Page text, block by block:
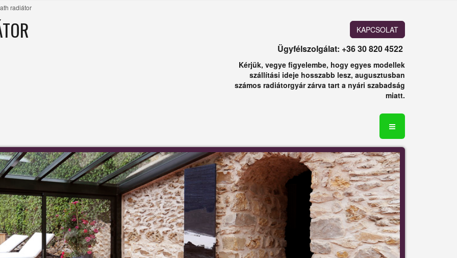
radiátor
KAPCSOLAT
Ügyfélszolgálat: +36 30 820 4522
Kérjük, vegye figyelembe, hogy egyes modellek
szállítási ideje hosszabb lesz, augusztusban
számos radiátorgyár zárva tart a nyári szabadság
miatt.